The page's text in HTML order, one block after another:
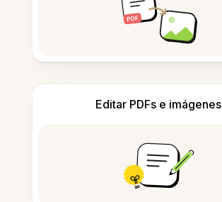
Editar PDFs e imágenes